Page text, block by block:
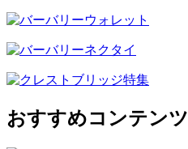
おすすめコンテンツ